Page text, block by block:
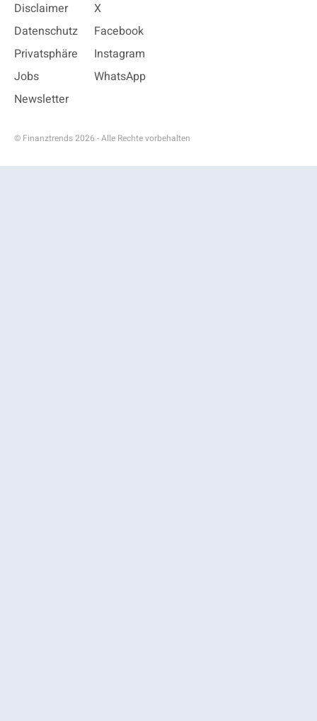
Disclaimer
Datenschutz
Privatsphäre
Jobs
Newsletter
X
Facebook
Instagram
WhatsApp
© Finanztrends 2026 - Alle Rechte vorbehalten